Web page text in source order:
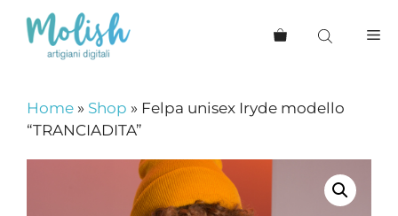
contenuto
Home » Shop » Felpa unisex Iryde modello
“TRANCIADITA”